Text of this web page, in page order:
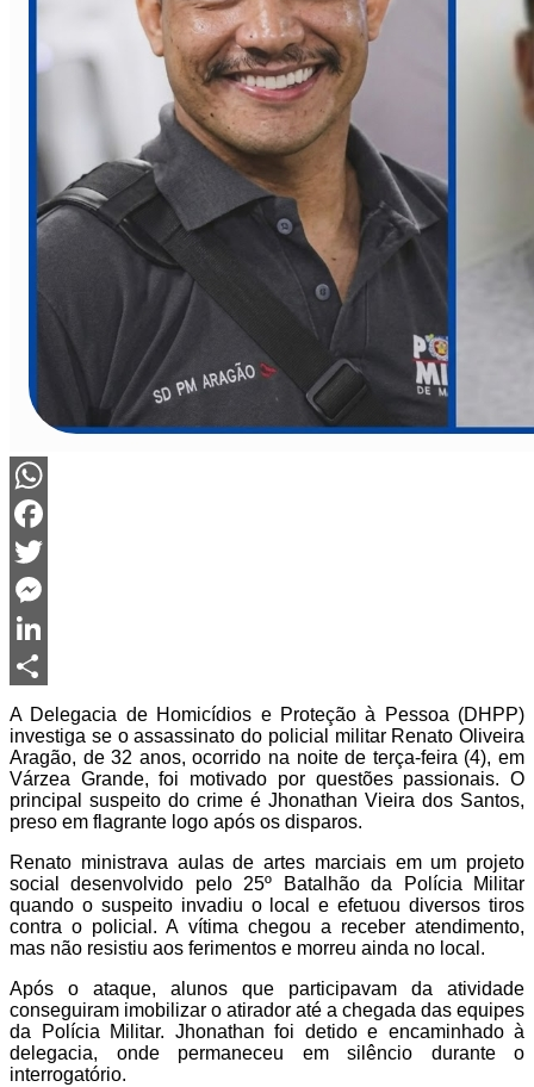
WhatsApp
Facebook
Twitter
Messenger
LinkedIn
Share
A Delegacia de Homicídios e Proteção à Pessoa (DHPP)
investiga se o assassinato do policial militar Renato Oliveira
Aragão, de 32 anos, ocorrido na noite de terça-feira (4), em
Várzea Grande, foi motivado por questões passionais. O
principal suspeito do crime é Jhonathan Vieira dos Santos,
preso em flagrante logo após os disparos.
Renato ministrava aulas de artes marciais em um projeto
social desenvolvido pelo 25º Batalhão da Polícia Militar
quando o suspeito invadiu o local e efetuou diversos tiros
contra o policial. A vítima chegou a receber atendimento,
mas não resistiu aos ferimentos e morreu ainda no local.
Após o ataque, alunos que participavam da atividade
conseguiram imobilizar o atirador até a chegada das equipes
da Polícia Militar. Jhonathan foi detido e encaminhado à
delegacia, onde permaneceu em silêncio durante o
interrogatório.